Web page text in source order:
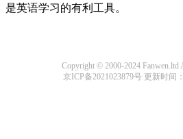
是英语学习的有利工具。
Copyright © 2000-2024 Fanwen.ltd
京ICP备2021023879号更新时间